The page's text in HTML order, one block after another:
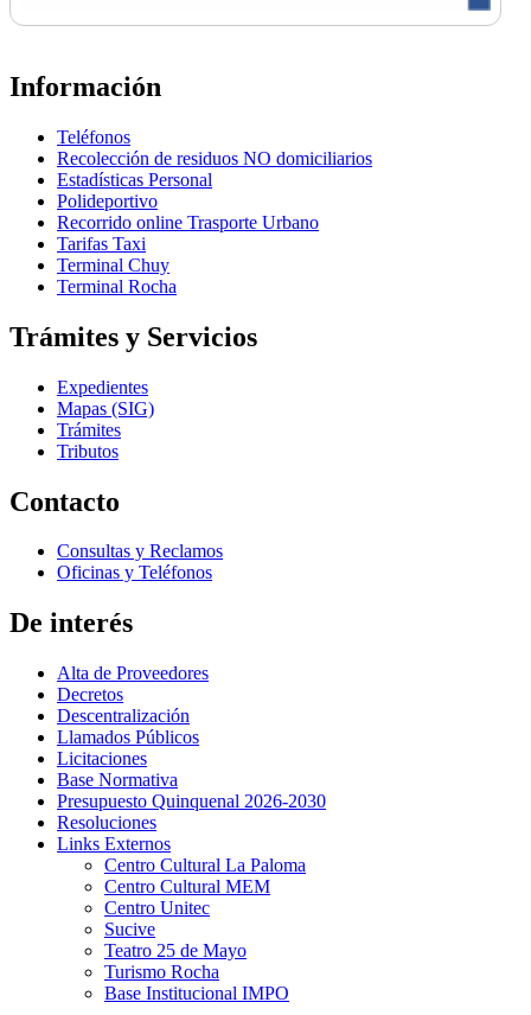
Información
Teléfonos
Recolección de residuos NO domiciliarios
Estadísticas Personal
Polideportivo
Recorrido online Trasporte Urbano
Tarifas Taxi
Terminal Chuy
Terminal Rocha
Trámites y Servicios
Expedientes
Mapas (SIG)
Trámites
Tributos
Contacto
Consultas y Reclamos
Oficinas y Teléfonos
De interés
Alta de Proveedores
Decretos
Descentralización
Llamados Públicos
Licitaciones
Base Normativa
Presupuesto Quinquenal 2026-2030
Resoluciones
Links Externos
Centro Cultural La Paloma
Centro Cultural MEM
Centro Unitec
Sucive
Teatro 25 de Mayo
Turismo Rocha
Base Institucional IMPO